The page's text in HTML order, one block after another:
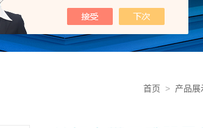
首页 > 产品展